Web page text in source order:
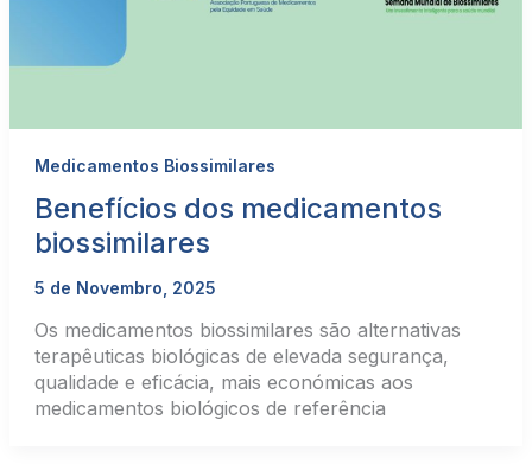
Medicamentos Biossimilares
Benefícios dos medicamentos
biossimilares
5 de Novembro, 2025
Os medicamentos biossimilares são alternativas
terapêuticas biológicas de elevada segurança,
qualidade e eficácia, mais económicas aos
medicamentos biológicos de referência